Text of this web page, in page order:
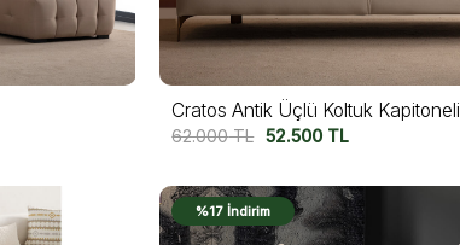
Cratos Antik Üçlü Koltuk Kapitoneli
62.000TL 52.500 TL
%17 İndirim